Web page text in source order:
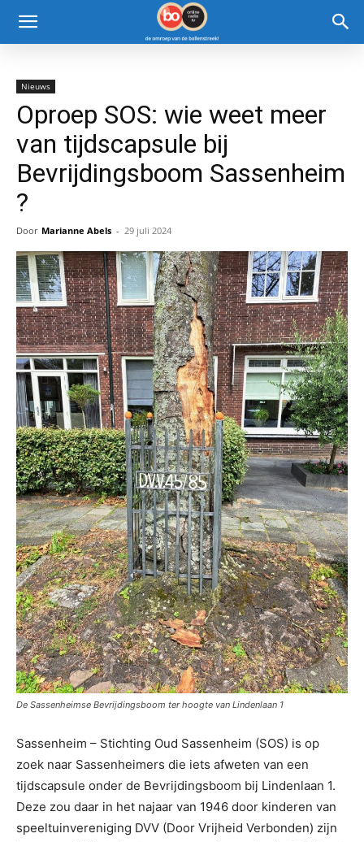
Nieuws
Oproep SOS: wie weet meer
van tijdscapsule bij
Bevrijdingsboom Sassenheim
?
Door Marianne Abels - 29 juli 2024
De Sassenheimse Bevrijdingsboom ter hoogte van Lindenlaan 1
Sassenheim – Stichting Oud Sassenheim (SOS) is op
zoek naar Sassenheimers die iets afweten van een
tijdscapsule onder de Bevrijdingsboom bij Lindenlaan 1.
Deze zou daar in het najaar van 1946 door kinderen van
speeltuinvereniging DVV (Door Vrijheid Verbonden) zijn